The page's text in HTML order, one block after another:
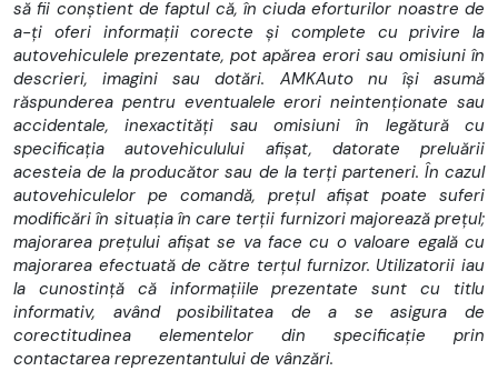
Persoane juridice ( firma infiintata de min 1 an)
Esti direct proprietar NU este obligatoriu CASCO
Rate fixe Perioada de finantare de la 12 la 60 luni
Finantare incepand de la 0 % avans Fara garantii
Posibilitate rambursare anticipata
Transport gratuit pana la adresa clientului pe raza judetului
Asistenta înmatriculare definitiva sau R.A.R
Ofer seria de sasiu pentru verificare !
Numere de PROBE pentru test drive
să fii conștient de faptul că, în ciuda eforturilor noastre de
a-ți oferi informații corecte și complete cu privire la
autovehiculele prezentate, pot apărea erori sau omisiuni în
descrieri, imagini sau dotări. AMKAuto nu își asumă
răspunderea pentru eventualele erori neintenționate sau
accidentale, inexactități sau omisiuni în legătură cu
specificația autovehiculului afișat, datorate preluării
acesteia de la producător sau de la terți parteneri. În cazul
autovehiculelor pe comandă, prețul afișat poate suferi
modificări în situația în care terții furnizori majorează prețul;
majorarea prețului afișat se va face cu o valoare egală cu
majorarea efectuată de către terțul furnizor. Utilizatorii iau
la cunostință că informațiile prezentate sunt cu titlu
informativ, având posibilitatea de a se asigura de
corectitudinea elementelor din specificație prin
contactarea reprezentantului de vânzări.